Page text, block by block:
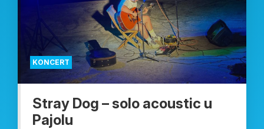
KONCERT
Stray Dog – solo acoustic u
Pajolu